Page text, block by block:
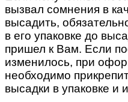
вызвал сомнения в
высадить,
в его упаковке до
пришел к Вам. Если
изменилось, при
необходимо
высадки в упаковке и